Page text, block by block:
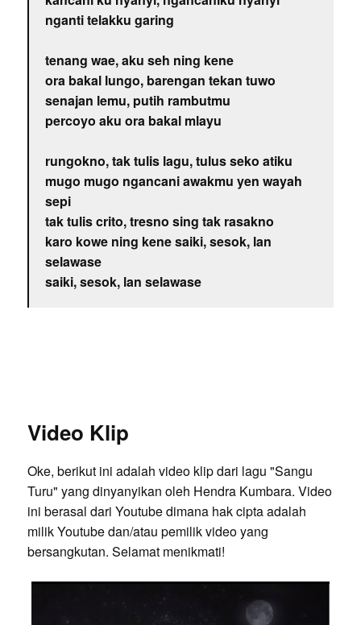
nganti telakku garing
tenang wae, aku seh ning kene
ora bakal lungo, barengan tekan tuwo
senajan lemu, putih rambutmu
percoyo aku ora bakal mlayu
rungokno, tak tulis lagu, tulus seko atiku
mugo mugo ngancani awakmu yen wayah
sepi
tak tulis crito, tresno sing tak rasakno
karo kowe ning kene saiki, sesok, lan
selawase
saiki, sesok, lan selawase
Video Klip
Oke, berikut ini adalah video klip dari lagu "Sangu
Turu" yang dinyanyikan oleh Hendra Kumbara. Video
ini berasal dari Youtube dimana hak cipta adalah
milik Youtube dan/atau pemilik video yang
bersangkutan. Selamat menikmati!